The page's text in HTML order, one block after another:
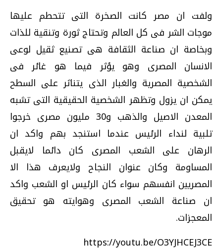
ولفت ان مصر كانت الصخرة التى تتحطم عليها
موجات الشر فى كل العالم وتحتاج ثورة وتنقية للذات
وبخاصة ان صناعة الثقافة هى تصنيع ثقيل لوعى
الانسان المصرى وهو يؤثر فيما هو غائر فى
الشخصية المصرية والغبار الذى يتناثر على السطح
يمكن ان يزول وتظهر الشخصية الحقيقية التى تشبه
المعدن الاصيل والذهب و30 مليون مصرى خرجوا
تلبية لنداء الرئيس عندما استنجد بهم واكد ان
الرهان على الشعب المصرى كان دائما لايقبل
المساومة وكان عنوان النجاح ولايعرف هذا الا
المصريين انفسهم سواء كان الرئيس او الشعب واكد
ان صناعة الشعب المصرى وهوايته هو تحقيق
المعجزات.
https://youtu.be/O3YJHCEJ3CE